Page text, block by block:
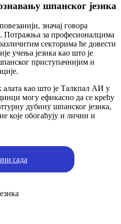
шпанског језика
значај говора
Потражња за професионалцима
секторима ће довести
учења језика као што је
приступачнијим и
као што је Талкпал АИ у
могу ефикасно да се крећу
дубину шпанског језика,
које обогаћују и лични и
сада